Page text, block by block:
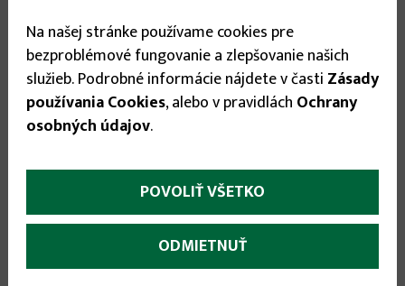
Na našej stránke používame cookies pre
bezproblémové fungovanie a zlepšovanie našich
služieb. Podrobné informácie nájdete v časti Zásady
používania Cookies, alebo v pravidlách Ochrany
osobných údajov.
POVOLIŤ VŠETKO
ODMIETNUŤ